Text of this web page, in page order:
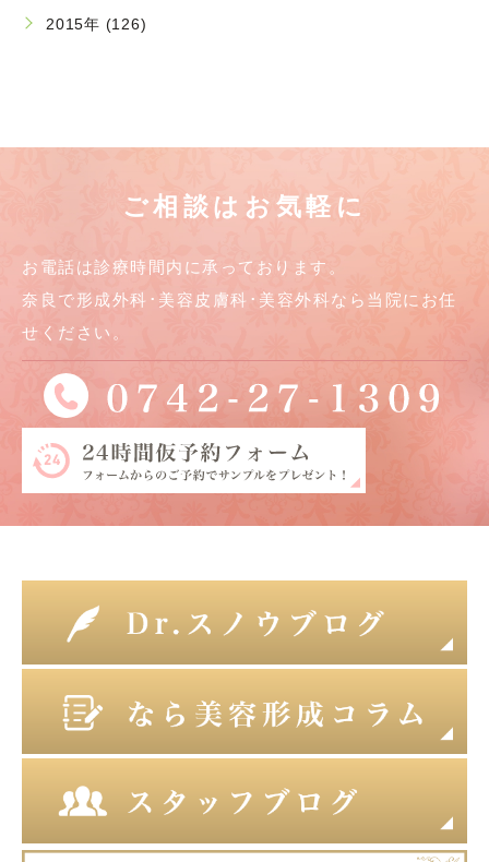
2015年 (126)
ご相談はお気軽に
お電話は診療時間内に承っております。
奈良で形成外科･美容皮膚科･美容外科なら当院にお任
せください。